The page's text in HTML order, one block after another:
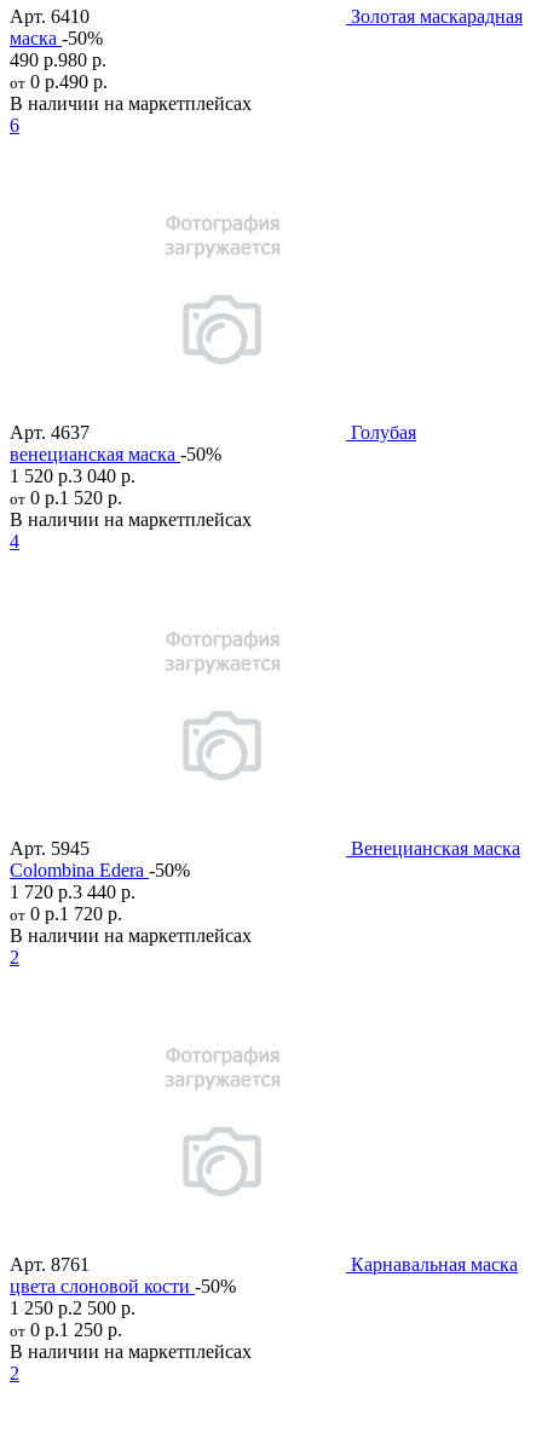
Арт. 6410
Золотая маскарадная
маска -50%
490 р.980 р.
от 0 р.490 р.
В наличии на маркетплейсах
6
Арт. 4637
Голубая
венецианская маска -50%
1 520 р.3 040 р.
от 0 р.1 520 р.
В наличии на маркетплейсах
4
Арт. 5945
Венецианская маска
Colombina Edera -50%
1 720 р.3 440 р.
от 0 р.1 720 р.
В наличии на маркетплейсах
2
Арт. 8761
Карнавальная маска
цвета слоновой кости -50%
1 250 р.2 500 р.
от 0 р.1 250 р.
В наличии на маркетплейсах
2